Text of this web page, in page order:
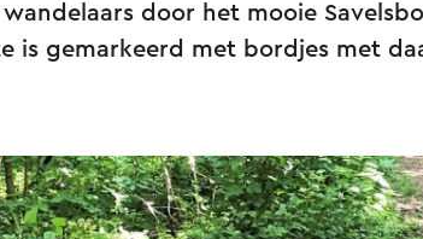
door het mooie
is gemarkeerd met bordjes met